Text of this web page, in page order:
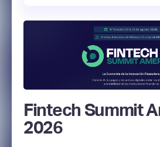
Fintech Summit
2026